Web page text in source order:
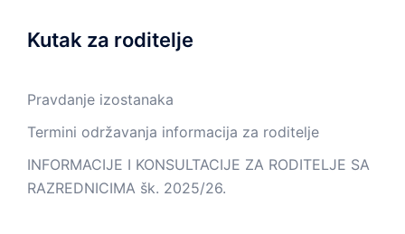
Kutak za roditelje
Pravdanje izostanaka
Termini održavanja informacija za roditelje
INFORMACIJE I KONSULTACIJE ZA RODITELJE SA
RAZREDNICIMA šk. 2025/26.